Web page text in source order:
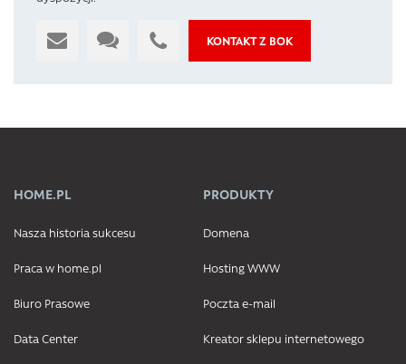
KONTAKT Z BOK
HOME.PL
Nasza historia sukcesu
Praca w home.pl
Biuro Prasowe
Data Center
PRODUKTY
Domena
Hosting WWW
Poczta e-mail
Kreator sklepu internetowego